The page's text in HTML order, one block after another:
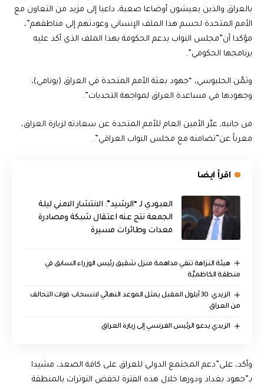
بالعراق والذين يعيشون أوضاعا صعبة، داعيا إلى مزيد من التعاون مع
الأمم المتحدة لحسم هذا الملف الإنساني وعودتهم إلى مناطقهم”،
مؤكدا أن”مجلس النواب يدعم الحكومة بهذا الملف الذي أكد عليه
برنامجها الحكومي”.
وثمَّن الحلبوسي، “جهود بعثة الأمم المتحدة في العراق (يونامي)،
وجهودها في مساعدة العراق لمواجهة التحديات”.
من جانبه، عبَّر الأمين العام للأمم المتحدة عن سعادته لزيارة العراق،
معرباً عن”تضامنه مع مجلس النواب العراقي”.
اقرأ ايضا
العبودي لـ “الرشيد”: الانتشار الامني ليلة
الجمعة نتج عنه اعتقال شبكة ومصادرة
معدات وطائرات مسيرة
هيئة النزاهة تنفي مداهمة منزل شقيق رئيس الوزراء السابق في
منطقة الكاظميَّة
الزيدي: 30 أيلول المقبل يمثل الموعد النهائي لانسحاب قوات التحالف
من العراق
الزيدي يدعو الرئيس الفرنسي إلى زيارة العراق
وأكد، على”دعم المجتمع الدولي للعراق على كافة الصعد، مشيدا
بـ”جهود بغداد ودورها خلال هذه الفترة لخفض التوترات بالمنطقة